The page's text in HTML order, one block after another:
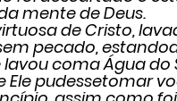
mente de Deus.
virtuosa de Cristo,
pecado,
coma Água do
Ele pudessetomar